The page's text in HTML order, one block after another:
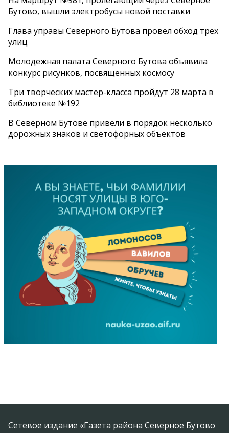
Бутово, вышли электробусы новой поставки
Глава управы Северного Бутова провел обход трех
улиц
Молодежная палата Северного Бутова объявила
конкурс рисунков, посвященных космосу
Три творческих мастер-класса пройдут 28 марта в
библиотеке №192
В Северном Бутове привели в порядок несколько
дорожных знаков и светофорных объектов
Сетевое издание «Газета района Северное Бутово